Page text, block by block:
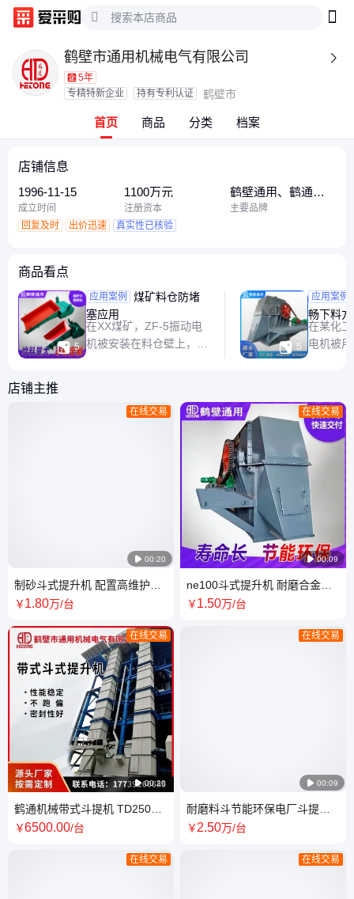
鹤壁市通用机械电气有限公司 
5年
专精特新企业
持有专利认证 鹤壁市
首页 商品 分类 档案
店铺信息
1996-11-15
成立时间
1100万元
注册资本
鹤壁通用、鹤通、
河南鹤壁
主要品牌
回复及时
出价迅速 真实性已核验
商品看点
 5
应用案例
塞应用
在XX煤矿，ZF-5振动电
机被安装在料仓壁上，通
高了煤矿的生产效率，减
 5
应用案例
畅下料
在某化
电机被
塞而导
不仅提
降低了
店铺主推
 00:20
在线交易
制砂斗式提升机 配置高维护省
心ne150提升机 板链斗提机
￥1.80万/台
 00:20
在线交易
鹤通机械带式斗提机 TD250提
升机 运行稳定维护少斗式提升
￥6500.00/台
在线交易
 00:09
在线交易
ne100斗式提升机 耐磨合金钢
链轮坚固耐用制砂斗提机
￥1.50万/台
 00:09
在线交易
耐磨料斗节能环保电厂斗提机
板链斗式提升机ne300
￥2.50万/台
在线交易